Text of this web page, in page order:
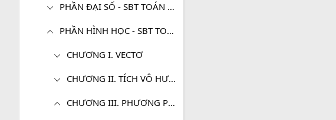
PHẦN ĐẠI SỐ - SBT TOÁN 10 (NÂNG CAO)
PHẦN HÌNH HỌC - SBT TOÁN 10 (NÂNG CAO)
CHƯƠNG I. VECTƠ
CHƯƠNG II. TÍCH VÔ HƯỚNG CỦA HAI VECTƠ VÀ ỨNG DỤNG
CHƯƠNG III. PHƯƠNG PHÁP TỌA ĐỘ TRONG MẶT PHẲNG